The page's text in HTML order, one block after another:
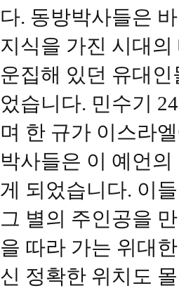
다. 동방박사들은
지식을 가진 시대
운집해 있던 유대
었습니다. 민수기
며 한 규가 이스라
박사들은 이 예언
게 되었습니다. 이
그 별의 주인공을
을 따라 가는 위대
신 정확한 위치도